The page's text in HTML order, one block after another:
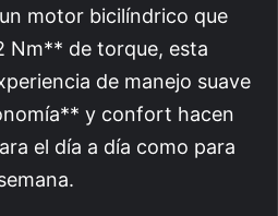
motor bicilíndrico que
Nm** de torque, esta
de manejo suave
y confort hacen
el día a día como para